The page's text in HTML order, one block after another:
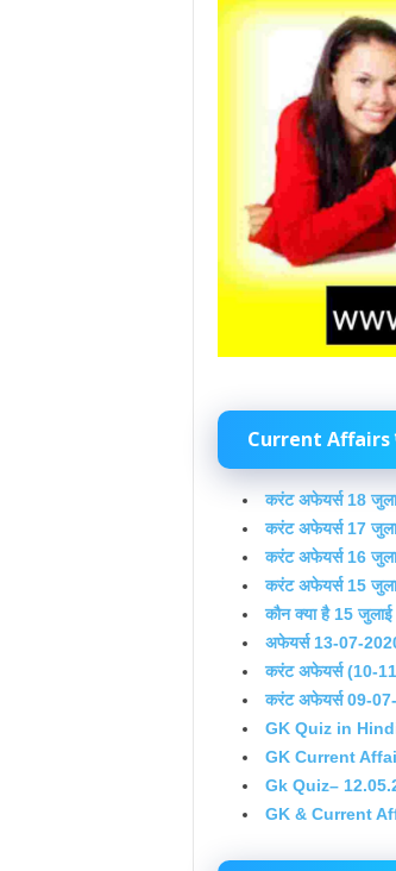
Current Affairs
करंट अफेयर्स 18
करंट अफेयर्स 17
करंट अफेयर्स 16
करंट अफेयर्स 15
कौन क्या है 15
अफेयर्स 13-07-
करंट अफेयर्स (10-
करंट अफेयर्स 09-
GK Quiz in
GK Current
Gk Quiz–
GK & Current